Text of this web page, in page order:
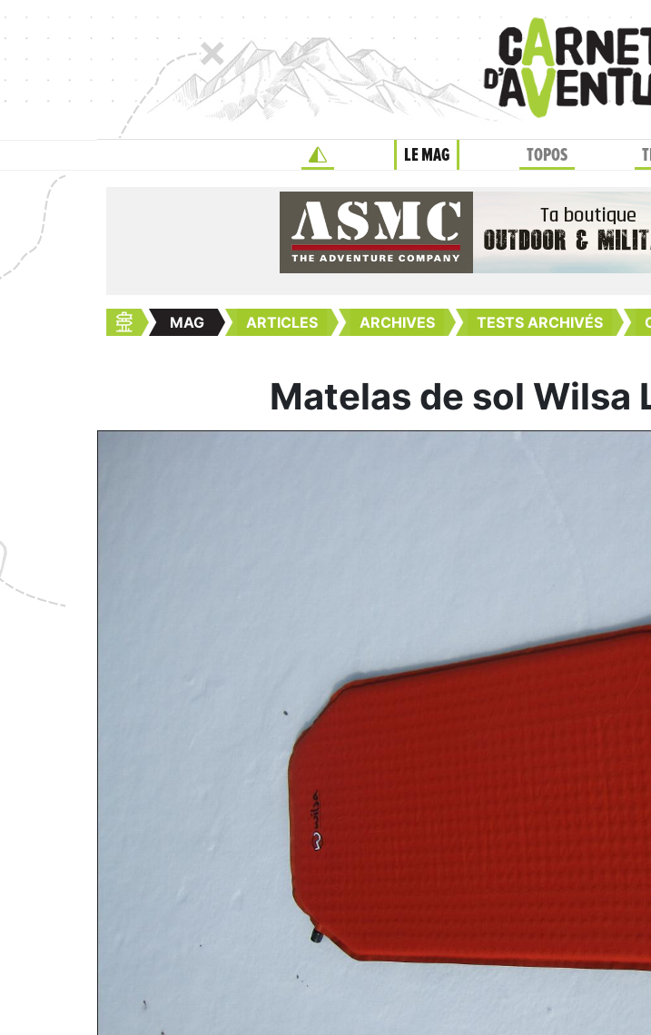
LE MAG TOPOS
MAG ARTICLES ARCHIVES TESTS ARCHIVÉS
Matelas de sol Wilsa